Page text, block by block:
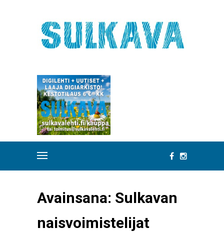
Avainsana: Sulkavan
naisvoimistelijat